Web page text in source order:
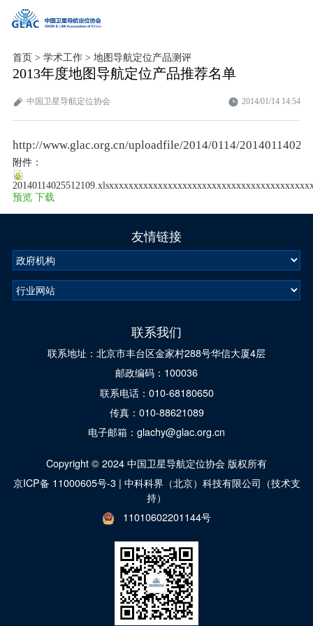
首页 > 学术工作> 地图导航定位产品测评
2013年度地图导航定位产品推荐名单
中国卫星导航定位协会 2014/01/14 14:54
http://www.glac.org.cn/uploadfile/2014/0114/
附件：
预览 下载
友情链接
联系我们
联系地址：北京市丰台区金家村288号华信大厦4层
邮政编码：100036
联系电话：010-68180650
传真：010-88621089
电子邮箱：glachy@glac.org.cn
Copyright © 2024 中国卫星导航定位协会 版权所有
京ICP备 11000605号-3| 中科科界（北京）科技有限公司（技术支
持）
11010602201144号